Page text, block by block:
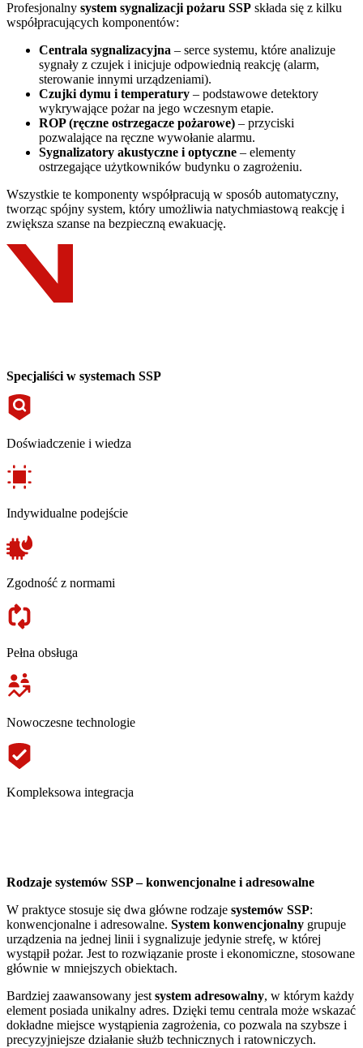
Profesjonalny system sygnalizacji pożaru SSP składa się z kilku
współpracujących komponentów:
Centrala sygnalizacyjna – serce systemu, które analizuje
sygnały z czujek i inicjuje odpowiednią reakcję (alarm,
sterowanie innymi urządzeniami).
Czujki dymu i temperatury – podstawowe detektory
wykrywające pożar na jego wczesnym etapie.
ROP (ręczne ostrzegacze pożarowe) – przyciski
pozwalające na ręczne wywołanie alarmu.
Sygnalizatory akustyczne i optyczne – elementy
ostrzegające użytkowników budynku o zagrożeniu.
Wszystkie te komponenty współpracują w sposób automatyczny,
tworząc spójny system, który umożliwia natychmiastową reakcję i
zwiększa szanse na bezpieczną ewakuację.
Specjaliści w systemach SSP
Doświadczenie i wiedza
Indywidualne podejście
Zgodność z normami
Pełna obsługa
Nowoczesne technologie
Kompleksowa integracja
Rodzaje systemów SSP – konwencjonalne i adresowalne
W praktyce stosuje się dwa główne rodzaje systemów SSP:
konwencjonalne i adresowalne. System konwencjonalny grupuje
urządzenia na jednej linii i sygnalizuje jedynie strefę, w której
wystąpił pożar. Jest to rozwiązanie proste i ekonomiczne, stosowane
głównie w mniejszych obiektach.
Bardziej zaawansowany jest system adresowalny, w którym każdy
element posiada unikalny adres. Dzięki temu centrala może wskazać
dokładne miejsce wystąpienia zagrożenia, co pozwala na szybsze i
precyzyjniejsze działanie służb technicznych i ratowniczych.